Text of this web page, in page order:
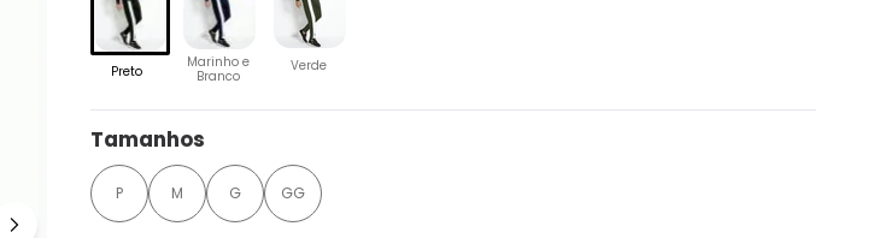
Preto
Marinho e
Branco
Verde
Tamanhos
P M G GG